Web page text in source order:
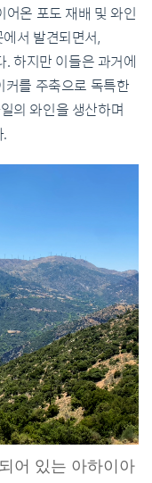
어온 포도 재배 및 와인
서 발견되면서,
하지만 이들은 과거에
커를 주축으로 독특한
의 와인을 생산하며
어 있는 아하이아